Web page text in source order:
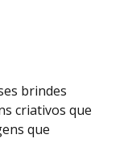
brindes
criativos que
que